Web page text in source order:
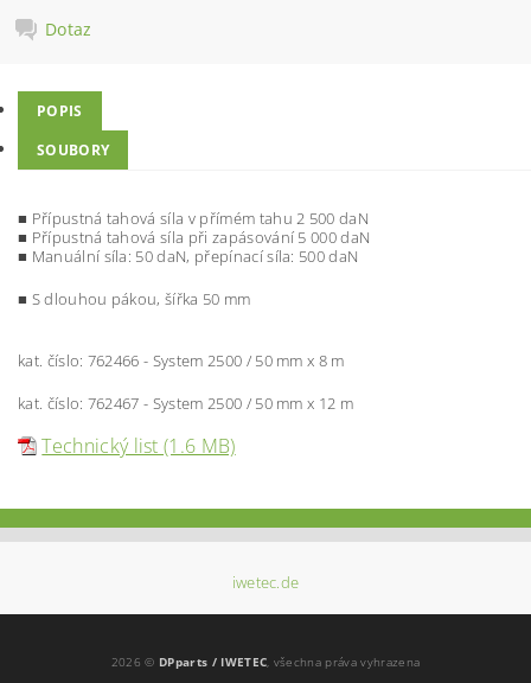
Dotaz
POPIS
SOUBORY
■ Přípustná tahová síla v přímém tahu 2 500 daN
■ Přípustná tahová síla při zapásování 5 000 daN
■ Manuální síla: 50 daN, přepínací síla: 500 daN
■ S dlouhou pákou, šířka 50 mm
kat. číslo: 762466 - System 2500 / 50 mm x 8 m
kat. číslo: 762467 - System 2500 / 50 mm x 12 m
Technický list (1.6 MB)
iwetec.de
2026 © DPparts / IWETEC, všechna práva vyhrazena